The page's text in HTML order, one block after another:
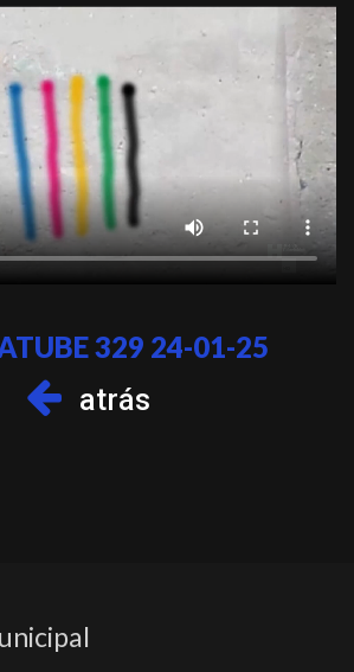
329 24-01-25
atrás